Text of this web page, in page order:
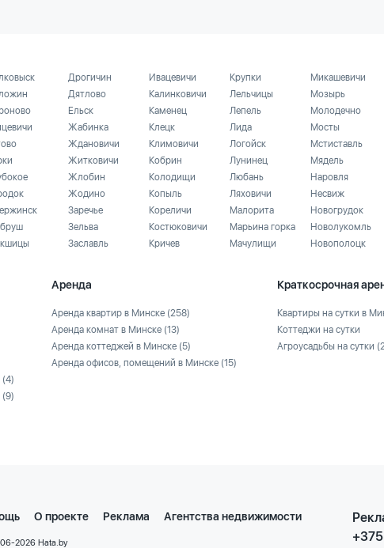
Дрогичин
Дятлово
Ельск
Жабинка
Ждановичи
Житковичи
Жлобин
Жодино
Заречье
Зельва
Заславль
Ивацевичи
Калинковичи
Каменец
Клецк
Климовичи
Кобрин
Колодищи
Копыль
Кореличи
Костюковичи
Кричев
Крупки
Лельчицы
Лепель
Лида
Логойск
Лунинец
Любань
Ляховичи
Малорита
Марьина горка
Мачулищи
Микашевичи
Мозырь
Молодечно
Мосты
Мстиставль
Мядель
Наровля
Несвиж
Новогрудок
Новолукомль
Новополоцк
(4)
(9)
Аренда
Аренда квартир в Минске (258)
Аренда комнат в Минске (13)
Аренда коттеджей в Минске (5)
Аренда офисов, помещений в Минске (15)
Краткосрочная
Квартиры на сутки в
Коттеджи на сутки
Агроусадьбы на сутки
О проекте Реклама Агентства недвижимости
2026 Hata.by